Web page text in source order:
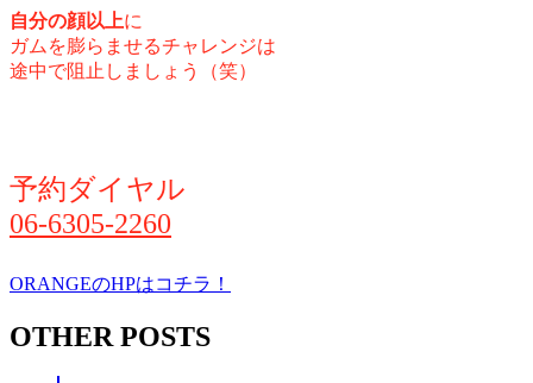
自分の顔以上に
ガムを膨らませるチャレンジは
途中で阻止しましょう（笑）
予約ダイヤル
06-6305-2260
ORANGEのHPはコチラ！
OTHER POSTS